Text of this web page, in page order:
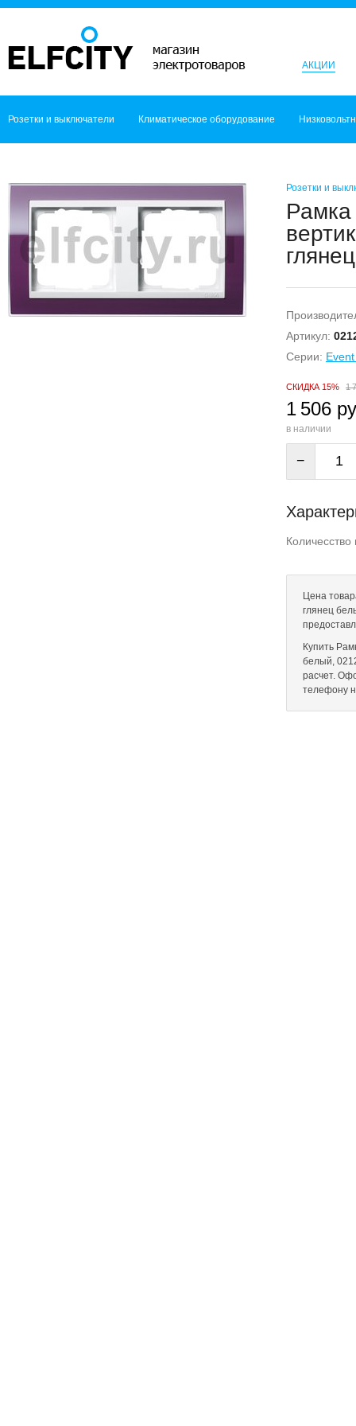
АКЦИИ
Розетки и выключатели Климатическое оборудование
Розетки и
Рамка
Артикул:
Серии:
СКИДКА 15% 1
1 506
в наличии
−
Цена
глянец
Купить
белый,
расчет.
телефону